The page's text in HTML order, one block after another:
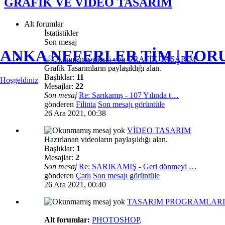
ANKA NEFERLER TİM |
Hoşgeldiniz
Alt forumlar
İstatistikler
Son mesaj
GRAFİK TASARIM
Grafik Tasarımların paylaşıldığı alan.
Başlıklar: 11
Mesajlar: 22
Son mesaj Re: Sarıkamış - 107 Yılında t…
gönderen Filinta Son mesajı görüntüle
26 Ara 2021, 00:38
VİDEO TASARIM
Hazırlanan videoların paylaşıldığı alan.
Başlıklar: 1
Mesajlar: 2
Son mesaj Re: SARIKAMIŞ - Geri dönmeyi …
gönderen Çatlı Son mesajı görüntüle
26 Ara 2021, 00:40
TASARIM PROGRAMLARI
Alt forumlar: PHOTOSHOP,